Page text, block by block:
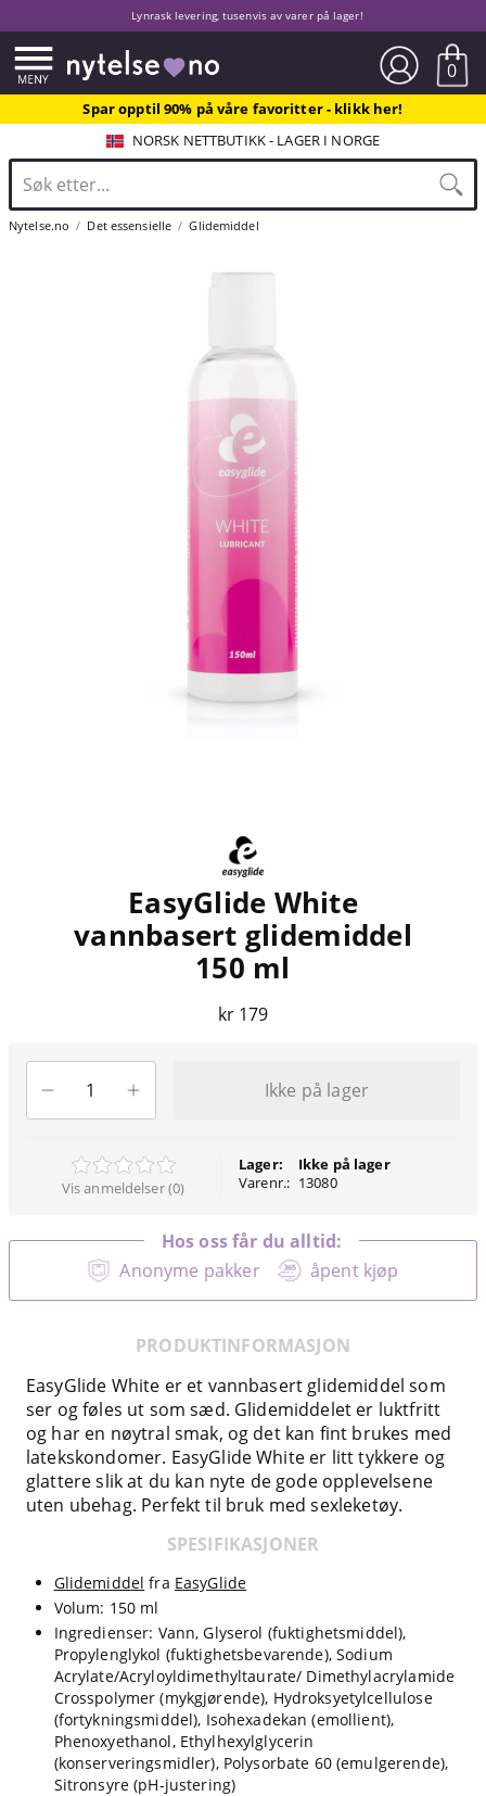
Lynrask levering, tusenvis av varer på lager!
0
Spar opptil 90% på våre favoritter - klikk her!
NORSK NETTBUTIKK - LAGER I NORGE
Nytelse.no Det essensielle Glidemiddel
EasyGlide White
vannbasert glidemiddel
150 ml
kr 179
Ikke på lager
Vis anmeldelser (0)
Lager:
Varenr.:
Ikke på lager
13080
Anonyme pakker åpent kjøp
Hos oss får du alltid:
PRODUKTINFORMASJON
EasyGlide White er et vannbasert glidemiddel som
ser og føles ut som sæd. Glidemiddelet er luktfritt
og har en nøytral smak, og det kan fint brukes med
latekskondomer. EasyGlide White er litt tykkere og
glattere slik at du kan nyte de gode opplevelsene
uten ubehag. Perfekt til bruk med sexleketøy.
SPESIFIKASJONER
Glidemiddel fra EasyGlide
Volum: 150 ml
Ingredienser: Vann, Glyserol (fuktighetsmiddel),
Propylenglykol (fuktighetsbevarende), Sodium
Acrylate/Acryloyldimethyltaurate/ Dimethylacrylamide
Crosspolymer (mykgjørende), Hydroksyetylcellulose
(fortykningsmiddel), Isohexadekan (emollient),
Phenoxyethanol, Ethylhexylglycerin
(konserveringsmidler), Polysorbate 60 (emulgerende),
Sitronsyre (pH-justering)